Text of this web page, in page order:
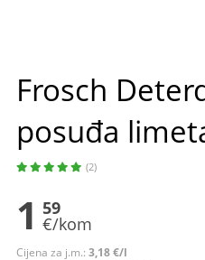
Frosch
posuđa
(2)
1 59
€/kom
Cijena za j.m.: 3,18 €/l